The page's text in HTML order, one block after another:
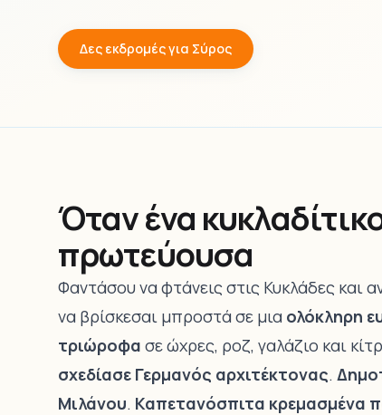
Δες εκδρομές για Σύρος
Όταν ένα
πρωτεύουσα
Φαντάσου να φτάνεις στις Κυκλάδες και
να βρίσκεσαι μπροστά σε μια ολόκληρη
τριώροφα σε ώχρες, ροζ, γαλάζιο και
σχεδίασε Γερμανός αρχιτέκτονας.
Μιλάνου. Καπετανόσπιτα κρεμασμένα